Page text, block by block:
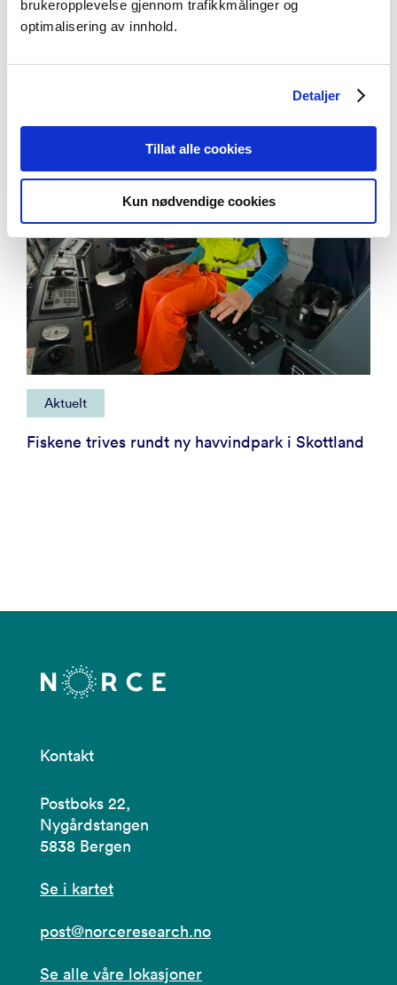
brukeropplevelse gjennom trafikkmålinger og
optimalisering av innhold.
Detaljer
Tillat alle cookies
Kun nødvendige cookies
Aktuelt
Aktuelt
Fiskene trives rundt ny havvindpark i Skottland
Kontakt
Postboks 22,
Nygårdstangen
5838 Bergen
Se i kartet
post@norceresearch.no
Se alle våre lokasjoner